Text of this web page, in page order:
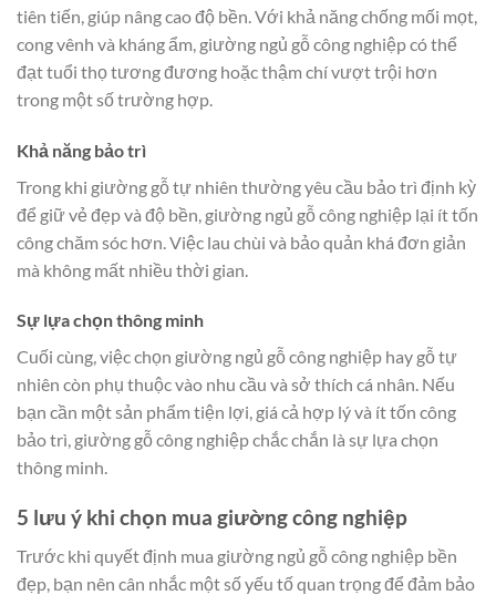
tiên tiến, giúp nâng cao độ bền. Với khả năng chống mối mọt,
cong vênh và kháng ẩm, giường ngủ gỗ công nghiệp có thể
đạt tuổi thọ tương đương hoặc thậm chí vượt trội hơn
trong một số trường hợp.
Khả năng bảo trì
Trong khi giường gỗ tự nhiên thường yêu cầu bảo trì định kỳ
để giữ vẻ đẹp và độ bền, giường ngủ gỗ công nghiệp lại ít tốn
công chăm sóc hơn. Việc lau chùi và bảo quản khá đơn giản
mà không mất nhiều thời gian.
Sự lựa chọn thông minh
Cuối cùng, việc chọn giường ngủ gỗ công nghiệp hay gỗ tự
nhiên còn phụ thuộc vào nhu cầu và sở thích cá nhân. Nếu
bạn cần một sản phẩm tiện lợi, giá cả hợp lý và ít tốn công
bảo trì, giường gỗ công nghiệp chắc chắn là sự lựa chọn
thông minh.
5 lưu ý khi chọn mua giường công nghiệp
Trước khi quyết định mua giường ngủ gỗ công nghiệp bền
đẹp, bạn nên cân nhắc một số yếu tố quan trọng để đảm bảo